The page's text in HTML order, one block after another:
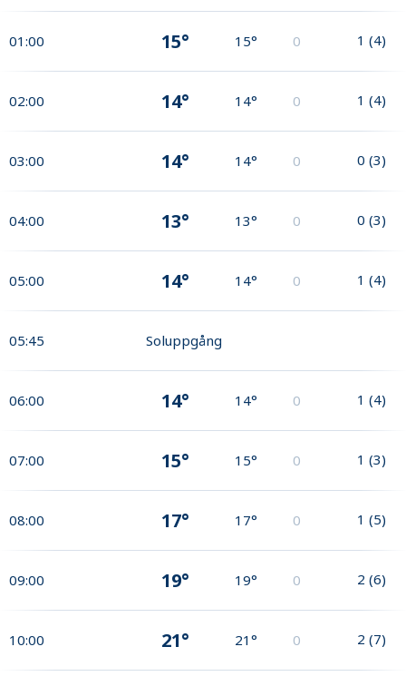
01:00 15° 15° 0 1 (4)
02:00 14° 14° 0 1 (4)
03:00 14° 14° 0 0 (3)
04:00 13° 13° 0 0 (3)
05:00 14° 14° 0 1 (4)
05:45 Soluppgång
06:00 14° 14° 0 1 (4)
07:00 15° 15° 0 1 (3)
08:00 17° 17° 0 1 (5)
09:00 19° 19° 0 2 (6)
10:00 21° 21° 0 2 (7)